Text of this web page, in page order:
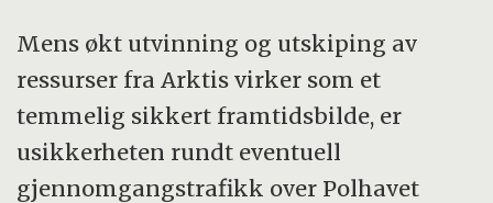
Mens økt utvinning og utskiping av
ressurser fra Arktis virker som et
temmelig sikkert framtidsbilde, er
usikkerheten rundt eventuell
gjennomgangstrafikk over Polhavet